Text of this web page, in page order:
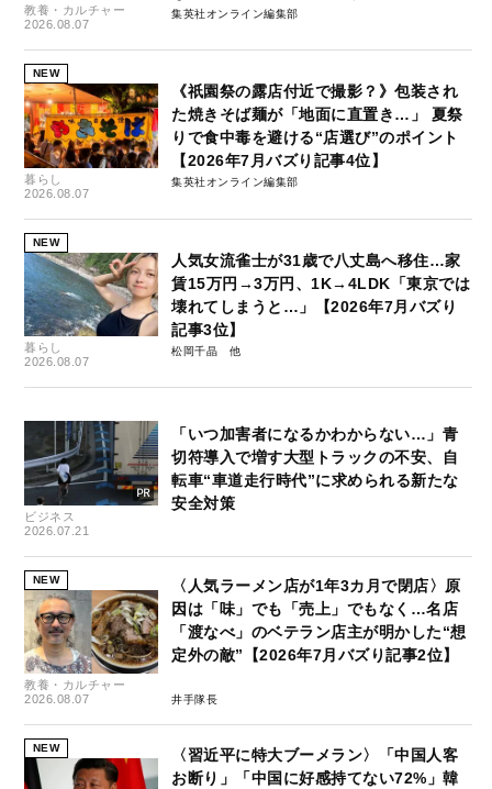
教養・カルチャー
2026.08.07
集英社オンライン編集部
NEW
暮らし
2026.08.07
《祇園祭の露店付近で撮影？》包装され
た焼きそば麺が「地面に直置き…」 夏祭
りで食中毒を避ける“店選び”のポイント
【2026年7月バズり記事4位】
集英社オンライン編集部
NEW
暮らし
2026.08.07
人気女流雀士が31歳で八丈島へ移住…家
賃15万円→3万円、1K→4LDK「東京では
壊れてしまうと…」【2026年7月バズり
記事3位】
松岡千晶
ビジネス
2026.07.21
「いつ加害者になるかわからない…」青
切符導入で増す大型トラックの不安、自
転車“車道走行時代”に求められる新たな
安全対策
NEW
教養・カルチャー
2026.08.07
〈人気ラーメン店が1年3カ月で閉店〉原
因は「味」でも「売上」でもなく…名店
「渡なべ」のベテラン店主が明かした“想
定外の敵”【2026年7月バズり記事2位】
井手隊長
NEW
〈習近平に特大ブーメラン〉「中国人客
お断り」「中国に好感持てない72%」韓